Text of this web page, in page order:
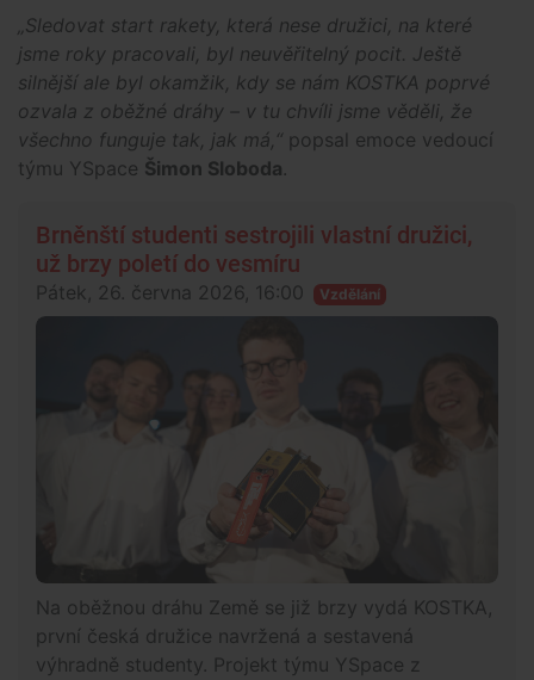
„Sledovat start rakety, která nese družici, na které
jsme roky pracovali, byl neuvěřitelný pocit. Ještě
silnější ale byl okamžik, kdy se nám KOSTKA poprvé
ozvala z oběžné dráhy – v tu chvíli jsme věděli, že
všechno funguje tak, jak má,“ popsal emoce vedoucí
týmu YSpace Šimon Sloboda.
Brněnští studenti sestrojili vlastní družici,
už brzy poletí do vesmíru
Pátek, 26. června 2026, 16:00 Vzdělání
Na oběžnou dráhu Země se již brzy vydá KOSTKA,
první česká družice navržená a sestavená
výhradně studenty. Projekt týmu YSpace z